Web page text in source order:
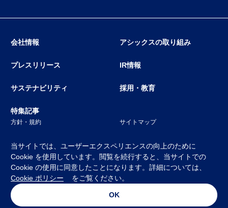
会社情報 アシックスの取り組み
プレスリリース IR情報
サステナビリティ 採用・教育
特集記事
方針・規約 サイトマップ
© ASICS Corporation. All Rights Reserved
当サイトでは、ユーザーエクスペリエンスの向上のために
Cookie を使用しています。閲覧を続行すると、当サイトでの
Cookie の使用に同意したことになります。詳細については、
Cookie ポリシー
をご覧ください。
OK